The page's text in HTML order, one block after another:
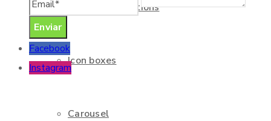
Columns & sections
Icon boxes
Carousel
Facebook
Instagram